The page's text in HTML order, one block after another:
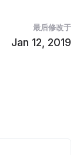
最后修改于
Jan 12, 2019